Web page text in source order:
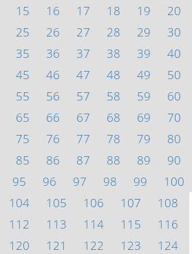
15 16 17 18 19
20
25 26 27 28 29
30
35 36 37 38 39
40
45 46 47 48 49
50
55 56 57 58 59
60
65 66 67 68 69
70
75 76 77 78 79
80
85 86 87 88 89
90
95 96 97 98 99
100
104 105 106 107
108
112 113 114 115
116
120 121 122 123
124